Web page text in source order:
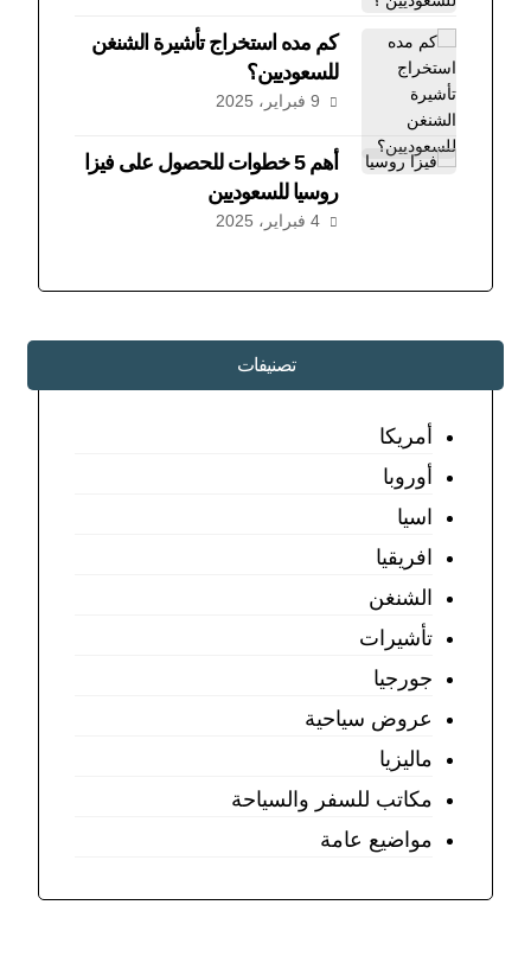
كم مده استخراج تأشيرة الشنغن
للسعوديين؟
9 فبراير، 2025
أهم 5 خطوات للحصول على فيزا
روسيا للسعوديين
4 فبراير، 2025
تصنيفات
أمريكا
أوروبا
اسيا
افريقيا
الشنغن
تأشيرات
جورجيا
عروض سياحية
ماليزيا
مكاتب للسفر والسياحة
مواضيع عامة